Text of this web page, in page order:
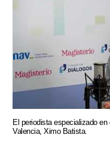
El periodista especializado
Valencia, Ximo Batista.